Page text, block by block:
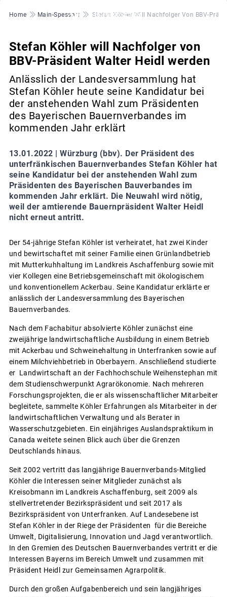
Pfadnavigation
Home Main-Spessart Stefan Köhler Will Nachfolger Von BBV-
Stefan Köhler will Nachfolger von
BBV-Präsident Walter Heidl werden
Anlässlich der Landesversammlung hat
Stefan Köhler heute seine Kandidatur bei
der anstehenden Wahl zum Präsidenten
des Bayerischen Bauernverbandes im
kommenden Jahr erklärt
13.01.2022 | Würzburg (bbv). Der Präsident des
unterfränkischen Bauernverbandes Stefan Köhler hat
seine Kandidatur bei der anstehenden Wahl zum
Präsidenten des Bayerischen Bauverbandes im
kommenden Jahr erklärt. Die Neuwahl wird nötig,
weil der amtierende Bauernpräsident Walter Heidl
nicht erneut antritt.
Der 54-jährige Stefan Köhler ist verheiratet, hat zwei Kinder
und bewirtschaftet mit seiner Familie einen Grünlandbetrieb
mit Mutterkuhhaltung im Landkreis Aschaffenburg sowie mit
vier Kollegen eine Betriebsgemeinschaft mit ökologischem
und konventionellem Ackerbau. Seine Kandidatur erklärte er
anlässlich der Landesversammlung des Bayerischen
Bauernverbandes.
Nach dem Fachabitur absolvierte Köhler zunächst eine
zweijährige landwirtschaftliche Ausbildung in einem Betrieb
mit Ackerbau und Schweinehaltung in Unterfranken sowie auf
einem Milchviehbetrieb in Oberbayern. Anschließend studierte
er Landwirtschaft an der Fachhochschule Weihenstephan mit
dem Studienschwerpunkt Agrarökonomie. Nach mehreren
Forschungsprojekten, die er als wissenschaftlicher Mitarbeiter
begleitete, sammelte Köhler Erfahrungen als Mitarbeiter in der
landwirtschaftlichen Verwaltung und als Berater in
Wasserschutzgebieten. Ein einjähriges Auslandspraktikum in
Canada weitete seinen Blick auch über die Grenzen
Deutschlands hinaus.
Seit 2002 vertritt das langjährige Bauernverbands-Mitglied
Köhler die Interessen seiner Mitglieder zunächst als
Kreisobmann im Landkreis Aschaffenburg, seit 2009 als
stellvertretender Bezirkspräsident und seit 2017 als
Bezirkspräsident von Unterfranken. Auf Landesebene ist
Stefan Köhler in der Riege der Präsidenten für die Bereiche
Umwelt, Digitalisierung, Innovation und Jagd verantwortlich.
In den Gremien des Deutschen Bauernverbandes vertritt er die
Interessen Bayerns im Bereich Umwelt und zusammen mit
Präsident Heidl zur Gemeinsamen Agrarpolitik.
Durch den großen Aufgabenbereich und sein langjähriges